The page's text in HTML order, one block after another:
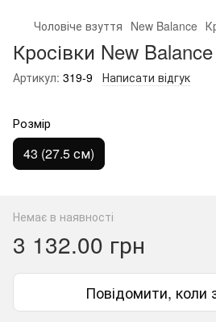
Чоловіче взуття New Balance
Кросівки New Balance
Артикул: 319-9 Написати відгук
Розмір
43 (27.5 см)
Немає в наявності
3 132.00 грн
Повідомити, коли